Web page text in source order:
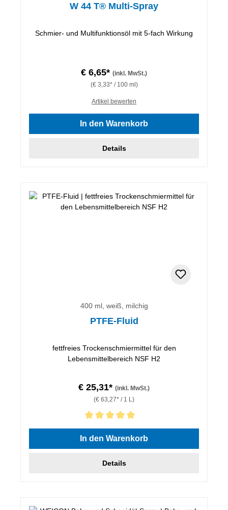
W 44 T® Multi-Spray
Schmier- und Multifunktionsöl mit 5-fach Wirkung
€ 6,65* (inkl. MwSt.)
(€ 3,33* / 100 ml)
Artikel bewerten
In den Warenkorb
Details
400 ml, weiß, milchig
PTFE-Fluid
fettfreies Trockenschmiermittel für den
Lebensmittelbereich NSF H2
€ 25,31* (inkl. MwSt.)
(€ 63,27* / 1 L)
Durchschnittliche Bewertung von 5 von 5 Sternen
In den Warenkorb
Details